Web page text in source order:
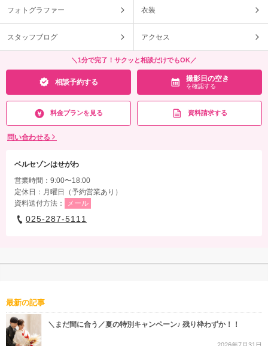
フォトグラファー 衣装
スタッフブログ アクセス
＼1分で完了！サクッと相談だけでもOK／
相談予約する 撮影日の空き
を確認する
料金プランを見る 資料請求する
問い合わせる
ベルセゾンはせがわ
営業時間：9:00〜18:00
定休日：月曜日（予約営業あり）
資料送付方法：
メール
025-287-5111
最新の記事
＼まだ間に合う／夏の特別キャンペーン♪ 残り枠わずか！！